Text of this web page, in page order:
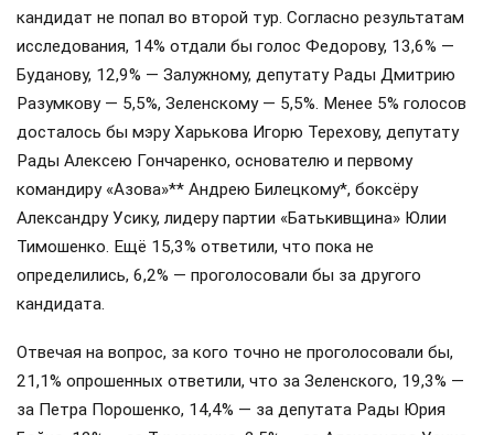
кандидат не попал во второй тур. Согласно результатам
исследования, 14% отдали бы голос Федорову, 13,6% —
Буданову, 12,9% — Залужному, депутату Рады Дмитрию
Разумкову — 5,5%, Зеленскому — 5,5%. Менее 5% голосов
досталось бы мэру Харькова Игорю Терехову, депутату
Рады Алексею Гончаренко, основателю и первому
командиру «Азова»** Андрею Билецкому*, боксёру
Александру Усику, лидеру партии «Батькивщина» Юлии
Тимошенко. Ещё 15,3% ответили, что пока не
определились, 6,2% — проголосовали бы за другого
кандидата.
Отвечая на вопрос, за кого точно не проголосовали бы,
21,1% опрошенных ответили, что за Зеленского, 19,3% —
за Петра Порошенко, 14,4% — за депутата Рады Юрия